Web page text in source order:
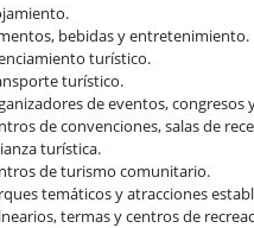
bebidas y entretenimiento.
turístico.
turístico.
de eventos, congresos
de convenciones, salas de
turística.
de turismo comunitario.
temáticos y atracciones
termas y centros de